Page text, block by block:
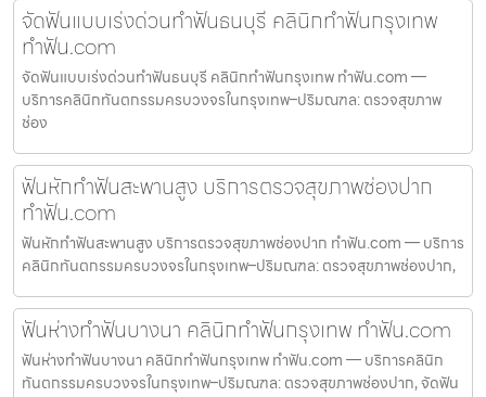
จัดฟันแบบเร่งด่วนทำฟันธนบุรี คลินิกทำฟันกรุงเทพ
ทำฟัน.com
จัดฟันแบบเร่งด่วนทำฟันธนบุรี คลินิกทำฟันกรุงเทพ ทำฟัน.com —
บริการคลินิกทันตกรรมครบวงจรในกรุงเทพ–ปริมณฑล: ตรวจสุขภาพ
ช่อง
ฟันหักทำฟันสะพานสูง บริการตรวจสุขภาพช่องปาก
ทำฟัน.com
ฟันหักทำฟันสะพานสูง บริการตรวจสุขภาพช่องปาก ทำฟัน.com — บริการ
คลินิกทันตกรรมครบวงจรในกรุงเทพ–ปริมณฑล: ตรวจสุขภาพช่องปาก,
ฟันห่างทำฟันบางนา คลินิกทำฟันกรุงเทพ ทำฟัน.com
ฟันห่างทำฟันบางนา คลินิกทำฟันกรุงเทพ ทำฟัน.com — บริการคลินิก
ทันตกรรมครบวงจรในกรุงเทพ–ปริมณฑล: ตรวจสุขภาพช่องปาก, จัดฟัน